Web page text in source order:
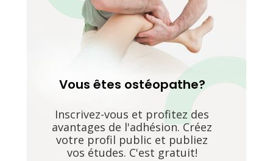
Vous êtes ostéopathe?
Inscrivez-vous et profitez des
avantages de l'adhésion. Créez
votre profil public et publiez
vos études. C'est gratuit!